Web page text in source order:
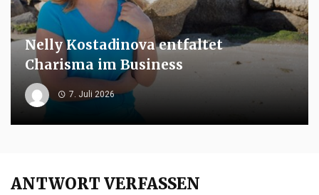
Nelly Kostadinova entfaltet
Charisma im Business
7. Juli 2026
ANTWORT VERFASSEN